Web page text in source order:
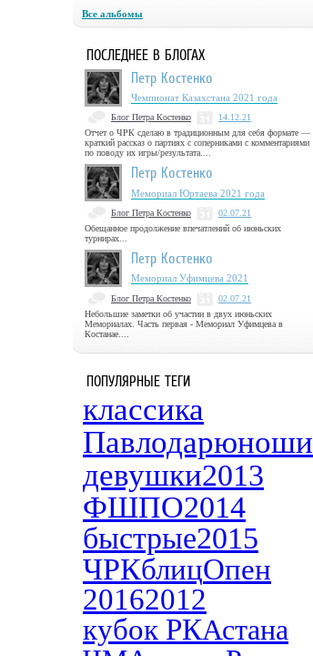
Все альбомы
ПОСЛЕДНЕЕ В БЛОГАХ
Петр Костенко
Чемпионат Казахстана 2021 года
Блог Петра Костенко
14.12.21
Отчет о ЧРК сделаю в традиционным для себя формате —
краткий рассказ о партиях с соперниками с комментариями
по поводу их игры/результата....
Петр Костенко
Мемориал Юртаева 2021 года
Блог Петра Костенко
02.07.21
Обещанное продолжение впечатлений об июньских
турнирах...
Петр Костенко
Мемориал Уфимцева 2021
Блог Петра Костенко
02.07.21
Небольшие заметки об участии в двух июньских
Мемориалах. Часть первая - Мемориал Уфимцева в
Костанае....
ПОПУЛЯРНЫЕ ТЕГИ
классика
Павлодарюноши
девушки2013
ФШПО2014
быстрые2015
ЧРКблицОпен
20162012
кубок РКАстана